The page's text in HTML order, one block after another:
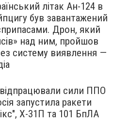
літак Ан-124 в
був завантажений
Дрон, який
над ним, пройшов
систему виявлення —
сили ППО
запустила ракети
Х-31П та 101 БпЛА